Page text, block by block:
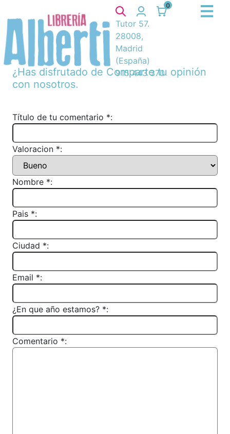
0
Tutor 57.
28008,
Madrid
(España)
915 443 370
¿Has disfrutado de Comparte tu opinión
con nosotros.
Título de tu comentario *:
Valoracion *:
Nombre *:
Pais *:
Ciudad *:
Email *:
¿En que año estamos? *:
Comentario *: